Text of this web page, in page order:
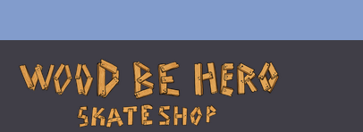
direct
naar
hoofdinhoud